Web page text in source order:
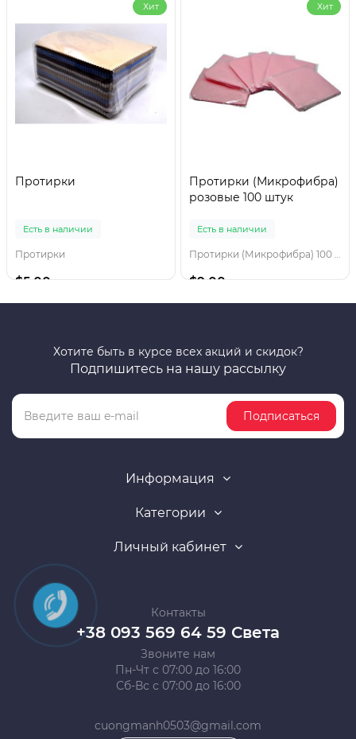
Хит
Протирки
Есть в наличии
Протирки
$5.00
Хит
Протирки (Микрофибра)
розовые 100 штук
Есть в наличии
Протирки (Микрофибра) 100 штук
$9.00
Хотите быть в курсе всех акций и скидок?
Подпишитесь на нашу рассылку
Подписаться
Информация
Категории
Личный кабинет
Контакты
+38 093 569 64 59 Света
Звоните нам
Пн-Чт с 07:00 до 16:00
Сб-Вс с 07:00 до 16:00
cuongmanh0503@gmail.com